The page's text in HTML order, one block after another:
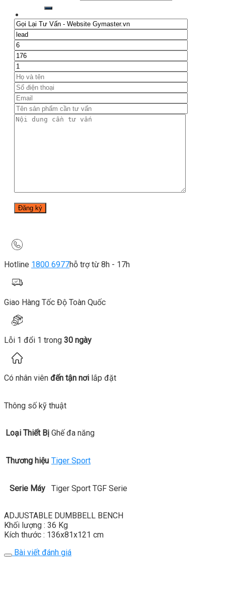
0
Chưa có sản phẩm trong giỏ hàng.
Tìm kiếm:
0
Giỏ hàng
Chưa có sản phẩm trong giỏ hàng.
Hotline 1800 6977hỗ trợ từ 8h - 17h
Giao Hàng Tốc Độ Toàn Quốc
Lỗi 1 đổi 1 trong 30 ngày
Có nhân viên đến tận nơi lắp đặt
Thông số kỹ thuật
Loại Thiết Bị Ghế đa năng
Thương hiệu Tiger Sport
Serie Máy Tiger Sport TGF Serie
ADJUSTABLE DUMBBELL BENCH
Khối lượng : 36 Kg
Kích thước : 136x81x121 cm
Bài viết đánh giá